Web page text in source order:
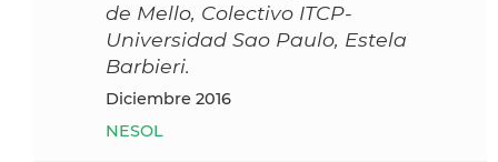
de Mello, Colectivo ITCP-
Universidad Sao Paulo, Estela
Barbieri.
diciembre 2016
NESOL